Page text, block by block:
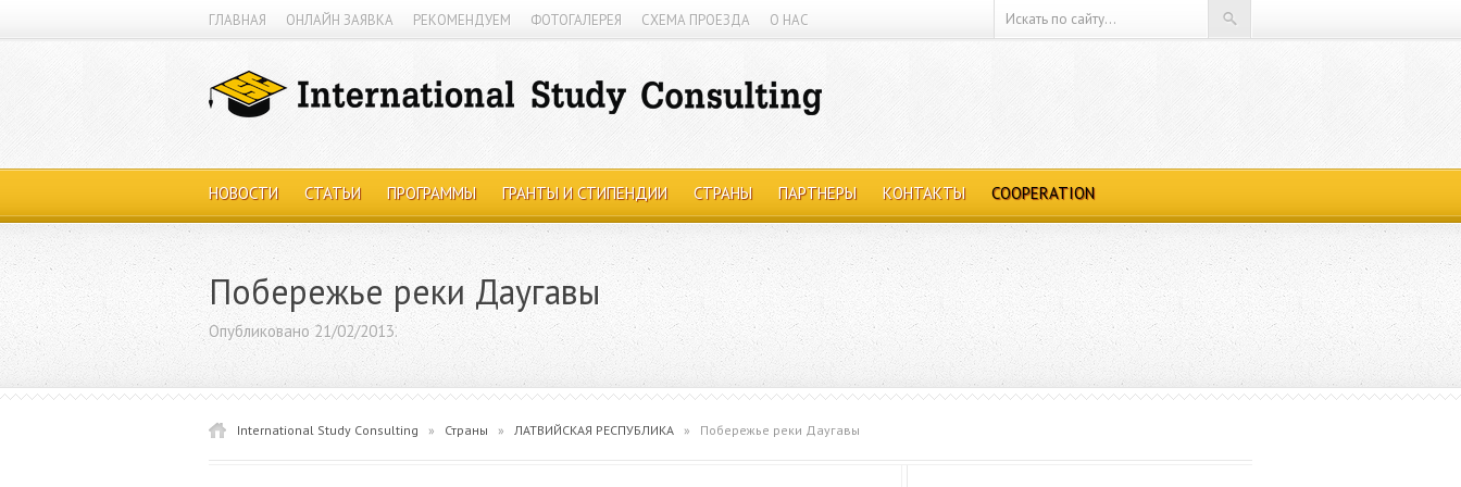
ГЛАВНАЯ ОНЛАЙН ЗАЯВКА РЕКОМЕНДУЕМ ФОТОГАЛЕРЕЯ СХЕМА ПРОЕЗДА О НАС
НОВОСТИ СТАТЬИ ПРОГРАММЫ ГРАНТЫ И СТИПЕНДИИ СТРАНЫ ПАРТНЕРЫ КОНТАКТЫ COOPERATION
Побережье реки Даугавы
Опубликовано 21/02/2013.
International Study Consulting » Страны » ЛАТВИЙСКАЯ РЕСПУБЛИКА » Побережье реки Даугавы